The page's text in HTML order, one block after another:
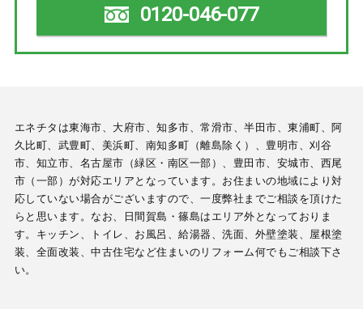
0120-046-077
エネチタは東海市、大府市、知多市、常滑市、半田市、東浦町、阿
久比町、武豊町、美浜町、南知多町（離島除く）、豊明市、刈谷
市、知立市、名古屋市（緑区・南区一部）、豊田市、安城市、西尾
市（一部）が対応エリアとなっています。お住まいの地域により対
応していない場合がございますので、一度弊社までご相談を頂けた
らと思います。なお、日間賀島・篠島はエリア外となっておりま
す。キッチン、トイレ、お風呂、給湯器、洗面、外壁塗装、屋根塗
装、全面改装、中古住宅など住まいのリフォーム何でもご相談下さ
い。